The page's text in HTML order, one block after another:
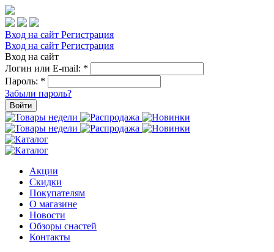
Вход на сайт Регистрация
Вход на сайт Регистрация
Вход на сайт
Логин или E-mail: *
Пароль: *
Забыли пароль?
Войти
Акции
Скидки
Покупателям
О магазине
Новости
Обзоры снастей
Контакты